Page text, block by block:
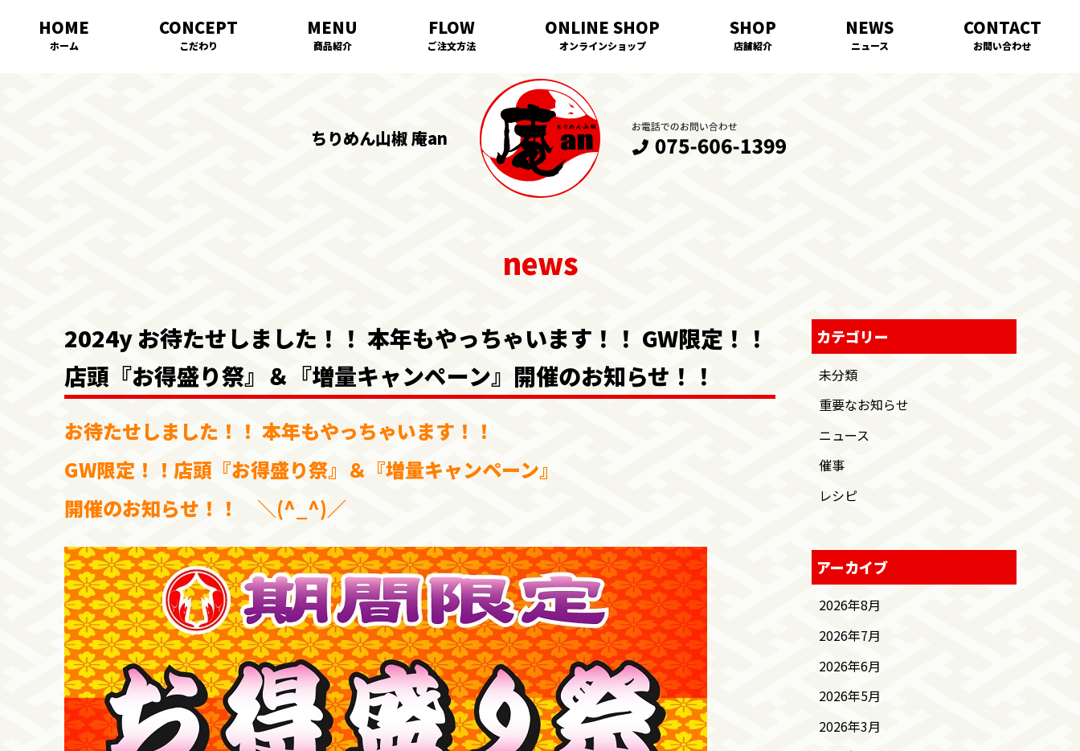
ホーム こだわり 商品紹介 ご注文方法 オンラインショップ 店舗紹介 ニュース お問い合わせ
ちりめん山椒 庵an
2024y お待たせしました！！ 本年もやっちゃいます！！ GW限定！！
店頭『お得盛り祭』＆『増量キャンペーン』開催のお知らせ！！
お待たせしました！！ 本年もやっちゃいます！！
GW限定！！店頭『お得盛り祭』＆『増量キャンペーン』
開催のお知らせ！！ ＼(^_^)／
カテゴリー
未分類
重要なお知らせ
ニュース
催事
レシピ
アーカイブ
2026年8月
2026年7月
2026年6月
2026年5月
2026年3月